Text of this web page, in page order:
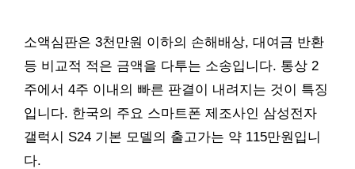
소액심판은 3천만원 이하의 손해배상, 대여금 반환
등 비교적 적은 금액을 다투는 소송입니다. 통상 2
주에서 4주 이내의 빠른 판결이 내려지는 것이 특징
입니다. 한국의 주요 스마트폰 제조사인 삼성전자
갤럭시 S24 기본 모델의 출고가는 약 115만원입니
다.